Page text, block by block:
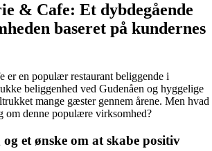
& Cafe: Et dybdegående
baseret på kundernes
er en populær restaurant beliggende i
beliggenhed ved Gudenåen og hyggelige
mange gæster gennem årene. Men hvad
om denne populære virksomhed?
et ønske om at skabe positiv